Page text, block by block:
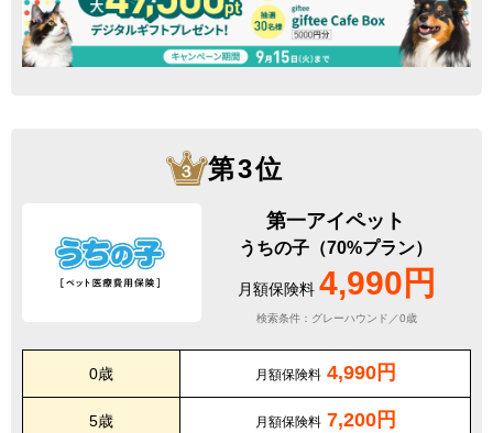
第3位
第一アイペット
うちの子（70%プラン）
月額保険料 4,990円
検索条件：グレーハウンド／0歳
0歳 月額保険料 4,990円
5歳 月額保険料 7,200円